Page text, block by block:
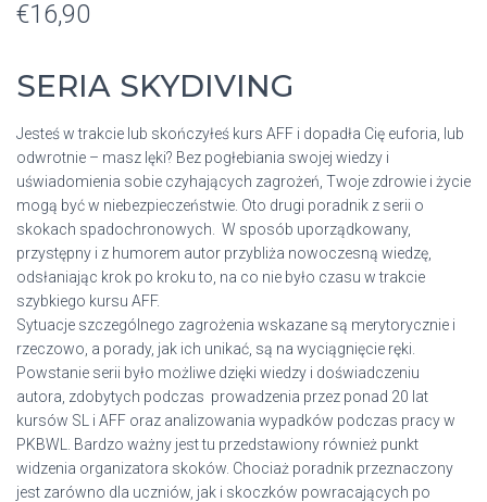
€16,90
SERIA SKYDIVING
Jesteś w trakcie lub skończyłeś kurs AFF i dopadła Cię euforia, lub
odwrotnie – masz lęki? Bez pogłebiania swojej wiedzy i
uświadomienia sobie czyhających zagrożeń, Twoje zdrowie i życie
mogą być w niebezpieczeństwie. Oto drugi poradnik z serii o
skokach spadochronowych. W sposób uporządkowany,
przystępny i z humorem autor przybliża nowoczesną wiedzę,
odsłaniając krok po kroku to, na co nie było czasu w trakcie
szybkiego kursu AFF.
Sytuacje szczególnego zagrożenia wskazane są merytorycznie i
rzeczowo, a porady, jak ich unikać, są na wyciągnięcie ręki.
Powstanie serii było możliwe dzięki wiedzy i doświadczeniu
autora, zdobytych podczas prowadzenia przez ponad 20 lat
kursów SL i AFF oraz analizowania wypadków podczas pracy w
PKBWL. Bardzo ważny jest tu przedstawiony również punkt
widzenia organizatora skoków. Chociaż poradnik przeznaczony
jest zarówno dla uczniów, jak i skoczków powracających po